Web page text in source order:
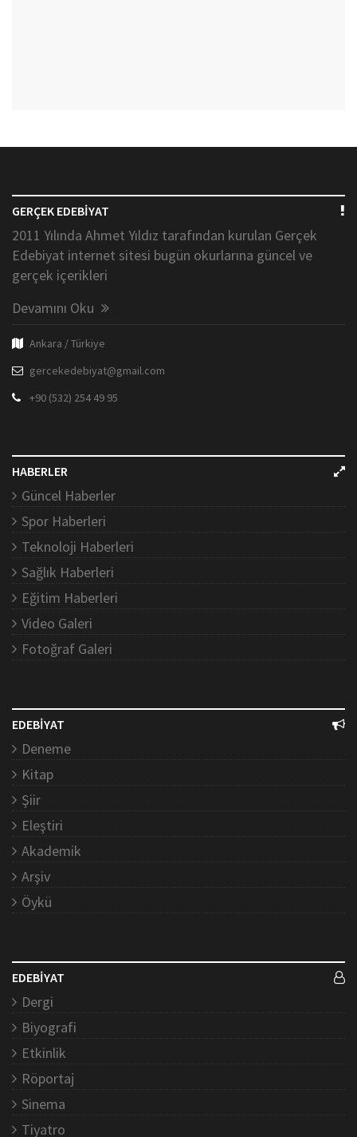
GERÇEK EDEBİYAT
2011 Yılında Ahmet Yıldız tarafından kurulan Gerçek
Edebiyat internet sitesi bugün okurlarına güncel ve
gerçek içerikleri
Devamını Oku
Ankara / Türkiye
gercekedebiyat@gmail.com
+90 (532) 254 49 95
HABERLER
Güncel Haberler
Spor Haberleri
Teknoloji Haberleri
Sağlık Haberleri
Eğitim Haberleri
Video Galeri
Fotoğraf Galeri
EDEBİYAT
Deneme
Kitap
Şiir
Eleştiri
Akademik
Arşiv
Öykü
EDEBİYAT
Dergi
Biyografi
Etkinlik
Röportaj
Sinema
Tiyatro